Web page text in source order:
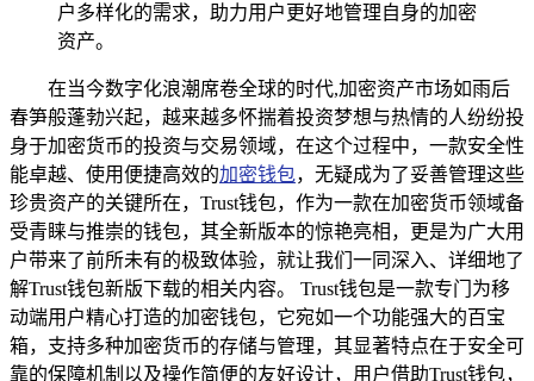
户多样化的需求，助力用户更好地管理自身的加密
资产。
在当今数字化浪潮席卷全球的时代,加密资产市场如雨后
春笋般蓬勃兴起，越来越多怀揣着投资梦想与热情的人纷纷投
身于加密货币的投资与交易领域，在这个过程中，一款安全性
能卓越、使用便捷高效的加密钱包，无疑成为了妥善管理这些
珍贵资产的关键所在，Trust钱包，作为一款在加密货币领域备
受青睐与推崇的钱包，其全新版本的惊艳亮相，更是为广大用
户带来了前所未有的极致体验，就让我们一同深入、详细地了
解Trust钱包新版下载的相关内容。 Trust钱包是一款专门为移
动端用户精心打造的加密钱包，它宛如一个功能强大的百宝
箱，支持多种加密货币的存储与管理，其显著特点在于安全可
靠的保障机制以及操作简便的友好设计，用户借助Trust钱包，